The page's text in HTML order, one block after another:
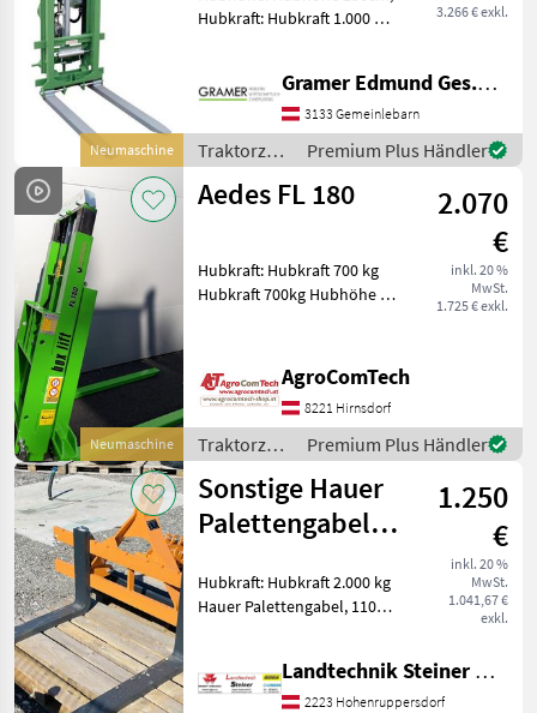
Neumaschine
3.266 € exkl.
Hubkraft: Hubkraft 1.000 kg,
Neigungsverstellung,
Hydraulische
Seitenverstellung
Fabrikneuer Heckstapler,
1000 K
Gramer Edmund Ges.m.b.H.
3133 Gemeinlebarn
Traktorzubehör
/ Corma
Premium Plus Händler
Neumaschine
Aedes FL 180
2.070
€
inkl. 20 %
MwSt.
1.725 € exkl.
Hubkraft: Hubkraft 700 kg
Hubkraft 700kg Hubhöhe 1,
Doppelwirkend HUB
DRUCK, Anbaubolzen
22mm Breite Mitte/Mitte
58c
AgroComTech
8221 Hirnsdorf
Traktorzubehör
/ Aedes
Premium Plus Händler
Sonstige Hauer
Palettengabel
Anbau
1.250
€
inkl. 20 %
MwSt.
1.041,67 €
exkl.
Hubkraft: Hubkraft 2.000 kg
Hauer Palettengabel, 110
Aufnahme KAT 2, uvm.
Traktorzubehör
Landtechnik Steiner GmbH
2223 Hohenruppersdorf